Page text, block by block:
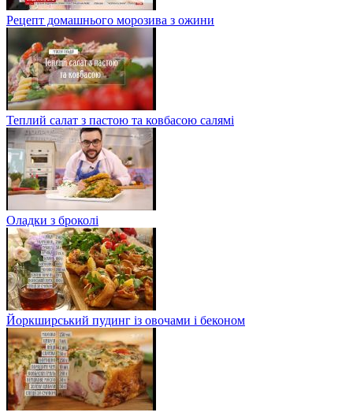
Рецепт домашнього морозива з ожини
Теплий салат з пастою та ковбасою салямі
Оладки з броколі
Йоркширський пудинг із овочами і беконом